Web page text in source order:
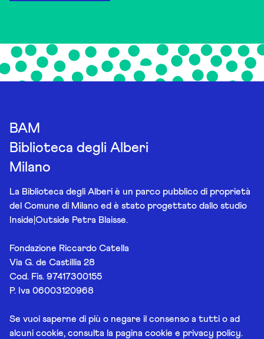
BAM
Biblioteca degli Alberi
Milano
La Biblioteca degli Alberi è un parco pubblico di proprietà
del Comune di Milano ed è stato progettato dallo studio
Inside|Outside Petra Blaisse.
Fondazione Riccardo Catella
Via G. de Castillia 28
Cod. Fis. 97417300155
P. Iva 06003120968
Se vuoi saperne di più o negare il consenso a tutti o ad
alcuni cookie, consulta la pagina cookie e privacy policy.